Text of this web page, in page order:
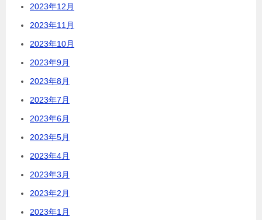
2023年12月
2023年11月
2023年10月
2023年9月
2023年8月
2023年7月
2023年6月
2023年5月
2023年4月
2023年3月
2023年2月
2023年1月